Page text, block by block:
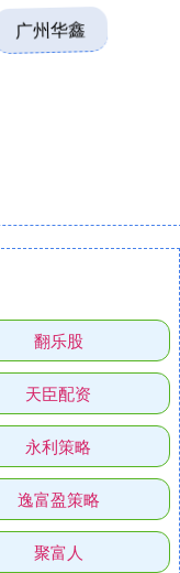
广州华鑫
翻乐股
天臣配资
永利策略
逸富盈策略
聚富人